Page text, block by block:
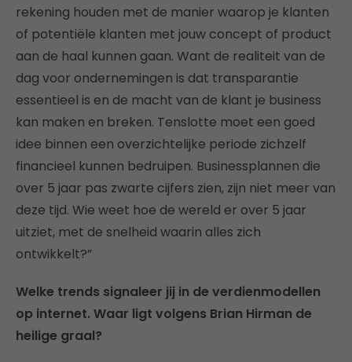
rekening houden met de manier waarop je klanten
of potentiële klanten met jouw concept of product
aan de haal kunnen gaan. Want de realiteit van de
dag voor ondernemingen is dat transparantie
essentieel is en de macht van de klant je business
kan maken en breken. Tenslotte moet een goed
idee binnen een overzichtelijke periode zichzelf
financieel kunnen bedruipen. Businessplannen die
over 5 jaar pas zwarte cijfers zien, zijn niet meer van
deze tijd. Wie weet hoe de wereld er over 5 jaar
uitziet, met de snelheid waarin alles zich
ontwikkelt?”
Welke trends signaleer jij in de verdienmodellen
op internet. Waar ligt volgens Brian Hirman de
heilige graal?